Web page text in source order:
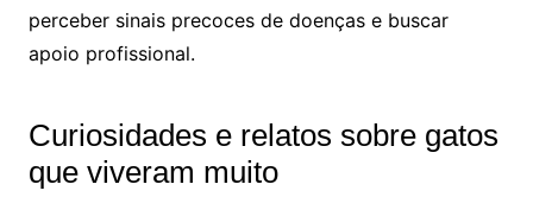
perceber sinais precoces de doenças e buscar
apoio profissional.
Curiosidades e relatos sobre gatos
que viveram muito